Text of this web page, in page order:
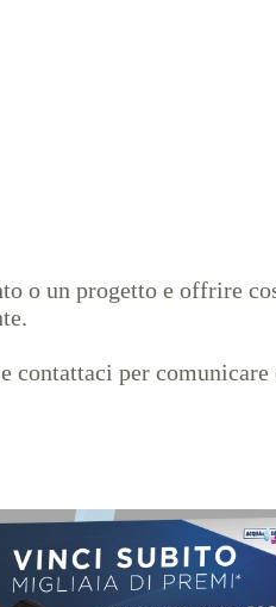
o un progetto e offrire
contattaci per comunicare